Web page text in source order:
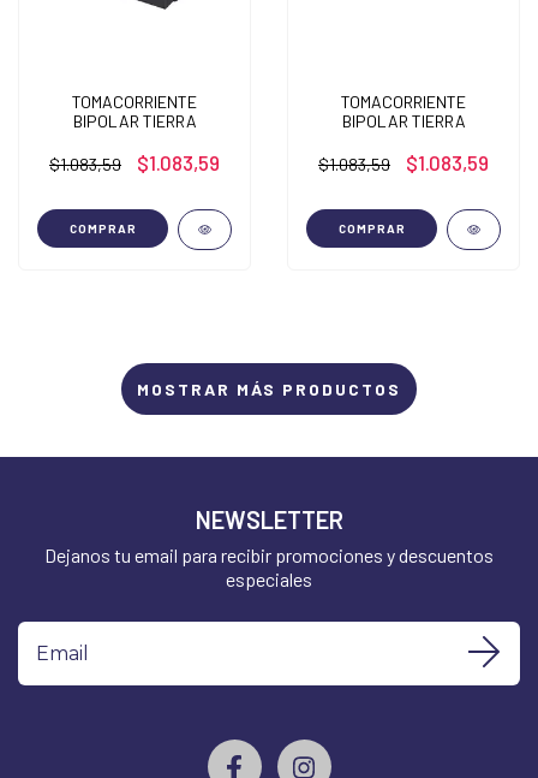
TOMACORRIENTE
BIPOLAR TIERRA
$1.083,59 $1.083,59
COMPRAR
TOMACORRIENTE
BIPOLAR TIERRA
$1.083,59 $1.083,59
COMPRAR
MOSTRAR MÁS PRODUCTOS
NEWSLETTER
Dejanos tu email para recibir promociones y descuentos
especiales